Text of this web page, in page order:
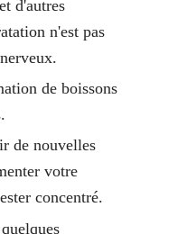
d'autres
n'est pas
de boissons
de nouvelles
votre
concentré.